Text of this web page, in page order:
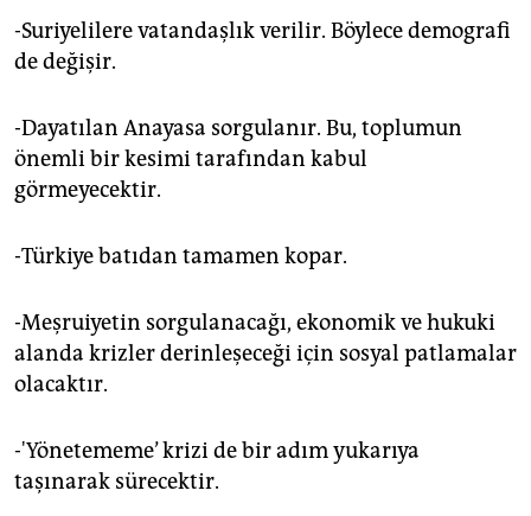
-Suriyelilere vatandaşlık verilir. Böylece demografi
de değişir.
-Dayatılan Anayasa sorgulanır. Bu, toplumun
önemli bir kesimi tarafından kabul
görmeyecektir.
-Türkiye batıdan tamamen kopar.
-Meşruiyetin sorgulanacağı, ekonomik ve hukuki
alanda krizler derinleşeceği için sosyal patlamalar
olacaktır.
-'Yönetememe’ krizi de bir adım yukarıya
taşınarak sürecektir.